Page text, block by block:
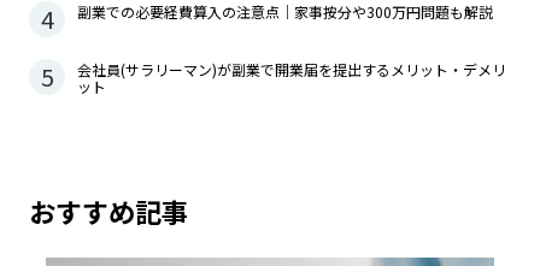
4 副業での必要経費算入の注意点｜家事按分や300万円問題も解説
5
会社員(サラリーマン)が副業で開業届を提出するメリット・デメリ
ット
おすすめ記事